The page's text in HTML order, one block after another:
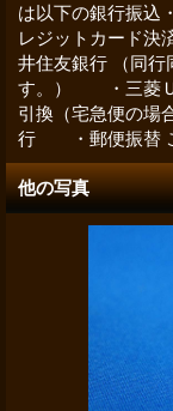
は以下の銀行振
レジットカー
井住友銀行 （同行
す。） ・三菱
引換（宅急便の
行 ・郵便振替 ご
他の写真